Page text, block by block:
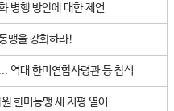
병행 방안에 대한 제언
맹을 강화하라!
역대 한미연합사령관 등 참석
한미동맹 새 지평 열어